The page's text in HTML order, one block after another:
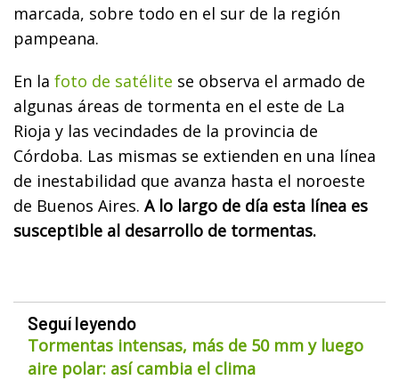
marcada, sobre todo en el sur de la región
pampeana.
En la foto de satélite se observa el armado de
algunas áreas de tormenta en el este de La
Rioja y las vecindades de la provincia de
Córdoba. Las mismas se extienden en una línea
de inestabilidad que avanza hasta el noroeste
de Buenos Aires. A lo largo de día esta línea es
susceptible al desarrollo de tormentas.
Seguí leyendo
Tormentas intensas, más de 50 mm y luego
aire polar: así cambia el clima